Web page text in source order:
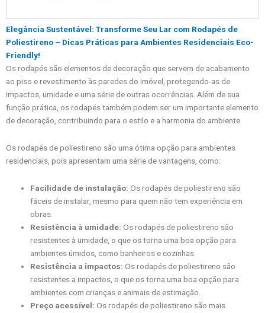
Elegância Sustentável: Transforme Seu Lar com Rodapés de
Poliestireno – Dicas Práticas para Ambientes Residenciais Eco-
Friendly!
Os rodapés são elementos de decoração que servem de acabamento
ao piso e revestimento às paredes do imóvel, protegendo-as de
impactos, umidade e uma série de outras ocorrências. Além de sua
função prática, os rodapés também podem ser um importante elemento
de decoração, contribuindo para o estilo e a harmonia do ambiente.
Os rodapés de poliestireno são uma ótima opção para ambientes
residenciais, pois apresentam uma série de vantagens, como:
Facilidade de instalação: Os rodapés de poliestireno são
fáceis de instalar, mesmo para quem não tem experiência em
obras.
Resistência à umidade: Os rodapés de poliestireno são
resistentes à umidade, o que os torna uma boa opção para
ambientes úmidos, como banheiros e cozinhas.
Resistência a impactos: Os rodapés de poliestireno são
resistentes a impactos, o que os torna uma boa opção para
ambientes com crianças e animais de estimação.
Preço acessível: Os rodapés de poliestireno são mais